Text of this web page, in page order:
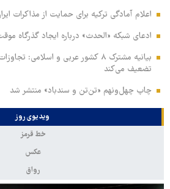
اعلام آمادگی ترکیه برای حمایت از مذاکرات
ادعای شبکه «الحدث» درباره ایجاد گذرگاه
بیانیه مشترک ۸ کشور عربی و
تضعیف می‌کند
چاپ چهل‌ونهم «تن‌تن و سندباد» منتشر شد
ویدیوی روز
خط قرمز
عکس
رواق